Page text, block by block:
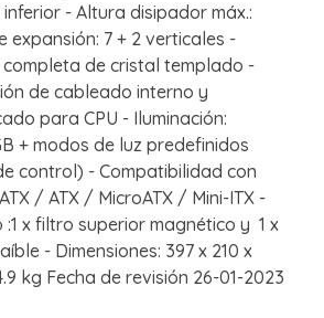
inferior - Altura disipador máx.:
expansión: 7 + 2 verticales -
de cristal templado -
de cableado interno y
para CPU - Iluminación:
+ modos de luz predefinidos
control) - Compatibilidad con
/ ATX / MicroATX / Mini-ITX -
x filtro superior magnético y 1 x
- Dimensiones: 397 x 210 x
kg Fecha de revisión 26-01-2023